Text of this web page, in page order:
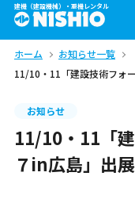
建機（建設機械）・重機レンタル
商品一覧
問合せ依頼リスト
北海道
中部
ホーム
お知らせ一覧
11/10・11「建設技術フォ
お知らせ
11/10・11「
７in広島」出